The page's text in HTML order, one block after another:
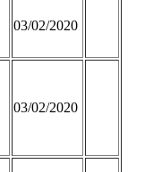
03/02/2020
03/02/2020